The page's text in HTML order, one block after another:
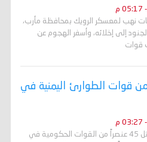
نهب لمعسكر الرويك بمحافظة مأرب،
إلى إخلائه، وأسفر الهجوم عن
قوات
45 جندياً من قوات الطوارئ اليمنية في
أفادت مصادر عسكرية يمنية بمقتل 45 عنصراً من القوات الحكومية في